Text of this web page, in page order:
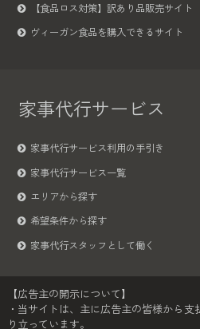
【食品ロス対策】訳あり品販売サイト
ヴィーガン食品を購入できるサイト
家事代行サービス
家事代行サービス利用の手引き
家事代行サービス一覧
エリアから探す
希望条件から探す
家事代行スタッフとして働く
【広告主の開示について】
・当サイトは、主に広告主の皆様から
り立っています。